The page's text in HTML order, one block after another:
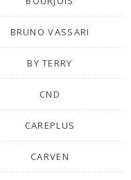
BRUNO VASSARI
BY TERRY
CND
CAREPLUS
CARVEN